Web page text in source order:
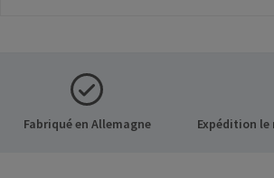
Büchen Germany E-Mail:
mail@rampa.com
Fabriqué en Allemagne Expédition le